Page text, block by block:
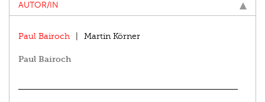
AUTOR/IN
Paul Bairoch Martin Körner
Paul Bairoch